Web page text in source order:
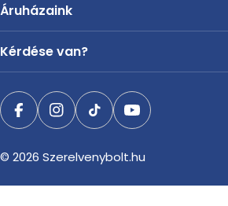
Áruházaink
Kérdése van?
FacebookInstagram
TikTokYouTube
© 2026 Szerelvenybolt.hu